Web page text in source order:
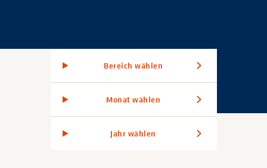
Bereich wählen
Monat wählen
Jahr wählen